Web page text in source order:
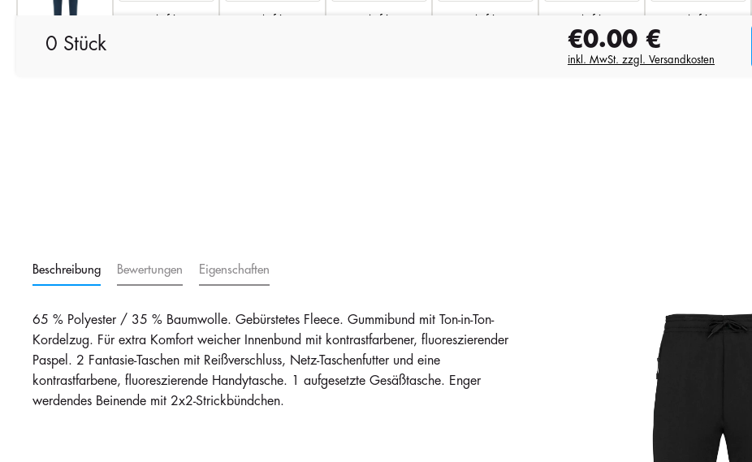
Auf Lager Auf Lager Auf Lager Auf Lager Auf Lager Auf Lager
0 Stück €0.00 €
inkl. MwSt. zzgl. Versandkosten
Beschreibung Bewertungen Eigenschaften
65 % Polyester / 35 % Baumwolle. Gebürstetes Fleece. Gummibund mit Ton-in-Ton-
Kordelzug. Für extra Komfort weicher Innenbund mit kontrastfarbener, fluoreszierender
Paspel. 2 Fantasie-Taschen mit Reißverschluss, Netz-Taschenfutter und eine
kontrastfarbene, fluoreszierende Handytasche. 1 aufgesetzte Gesäßtasche. Enger
werdendes Beinende mit 2x2-Strickbündchen.